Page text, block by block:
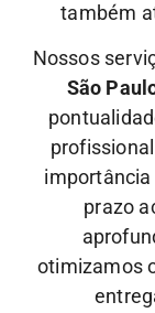
também
Nossos
São
importância
prazo
otimizamos